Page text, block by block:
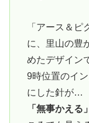
「アース＆
に、里山の豊
めたデザイン
9時位置のイ
にした針が…
「無事かえる」